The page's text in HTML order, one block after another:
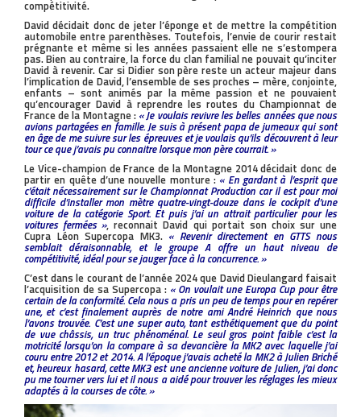
compétitivité.
David décidait donc de jeter l’éponge et de mettre la compétition
automobile entre parenthèses. Toutefois, l’envie de courir restait
prégnante et même si les années passaient elle ne s’estompera
pas. Bien au contraire, la force du clan familial ne pouvait qu’inciter
David à revenir. Car si Didier son père reste un acteur majeur dans
l’implication de David, l’ensemble de ses proches – mère, conjointe,
enfants – sont animés par la même passion et ne pouvaient
qu’encourager David à reprendre les routes du Championnat de
France de la Montagne : « Je voulais revivre les belles années que nous
avions partagées en famille. Je suis à présent papa de jumeaux qui sont
en âge de me suivre sur les épreuves et je voulais qu’ils découvrent à leur
tour ce que j’avais pu connaitre lorsque mon père courrait. »
Le Vice-champion de France de la Montagne 2014 décidait donc de
partir en quête d’une nouvelle monture :« En gardant à l’esprit que
c’était nécessairement sur le Championnat Production car il est pour moi
difficile d’installer mon mètre quatre-vingt-douze dans le cockpit d’une
voiture de la catégorie Sport. Et puis j’ai un attrait particulier pour les
voitures fermées », reconnait David qui portait son choix sur une
Cupra Léon Supercopa MK3. « Revenir directement en GTTS nous
semblait déraisonnable, et le groupe A offre un haut niveau de
compétitivité, idéal pour se jauger face à la concurrence. »
C’est dans le courant de l’année 2024 que David Dieulangard faisait
l’acquisition de sa Supercopa : « On voulait une Europa Cup pour être
certain de la conformité. Cela nous a pris un peu de temps pour en repérer
une, et c’est finalement auprès de notre ami André Heinrich que nous
l’avons trouvée. C’est une super auto, tant esthétiquement que du point
de vue châssis, un truc phénoménal. Le seul gros point faible c’est la
motricité lorsqu’on la compare à sa devancière la MK2 avec laquelle j’ai
couru entre 2012 et 2014. A l’époque j’avais acheté la MK2 à Julien Briché
et, heureux hasard, cette MK3 est une ancienne voiture de Julien, j’ai donc
pu me tourner vers lui et il nous a aidé pour trouver les réglages les mieux
adaptés à la courses de côte. »